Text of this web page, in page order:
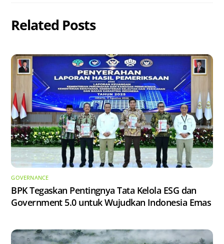
Related Posts
GOVERNANCE
BPK Tegaskan Pentingnya Tata Kelola ESG dan
Government 5.0 untuk Wujudkan Indonesia Emas